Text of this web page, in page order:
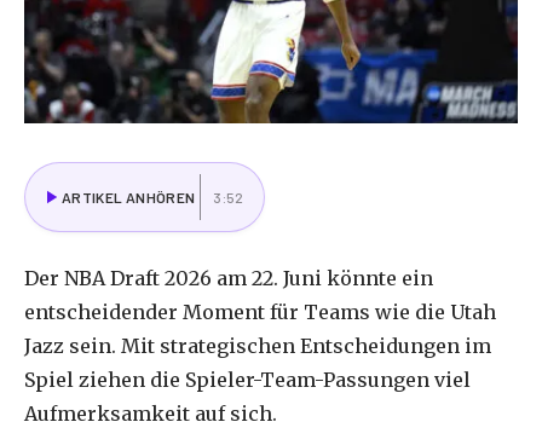
ARTIKEL ANHÖREN 3:52
Der NBA Draft 2026 am 22. Juni könnte ein
entscheidender Moment für Teams wie die Utah
Jazz sein. Mit strategischen Entscheidungen im
Spiel ziehen die Spieler-Team-Passungen viel
Aufmerksamkeit auf sich.